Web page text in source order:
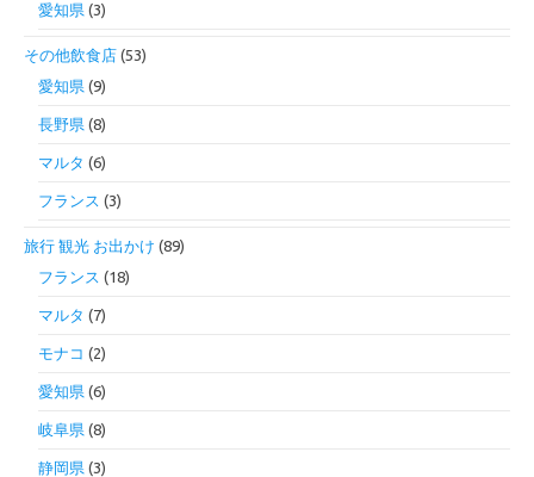
愛知県 (3)
その他飲食店 (53)
愛知県 (9)
長野県 (8)
マルタ (6)
フランス (3)
旅行 観光 お出かけ (89)
フランス (18)
マルタ (7)
モナコ (2)
愛知県 (6)
岐阜県 (8)
静岡県 (3)